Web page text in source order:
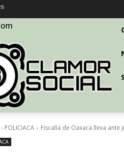
POLICIACA Fiscalía de Oaxaca lleva